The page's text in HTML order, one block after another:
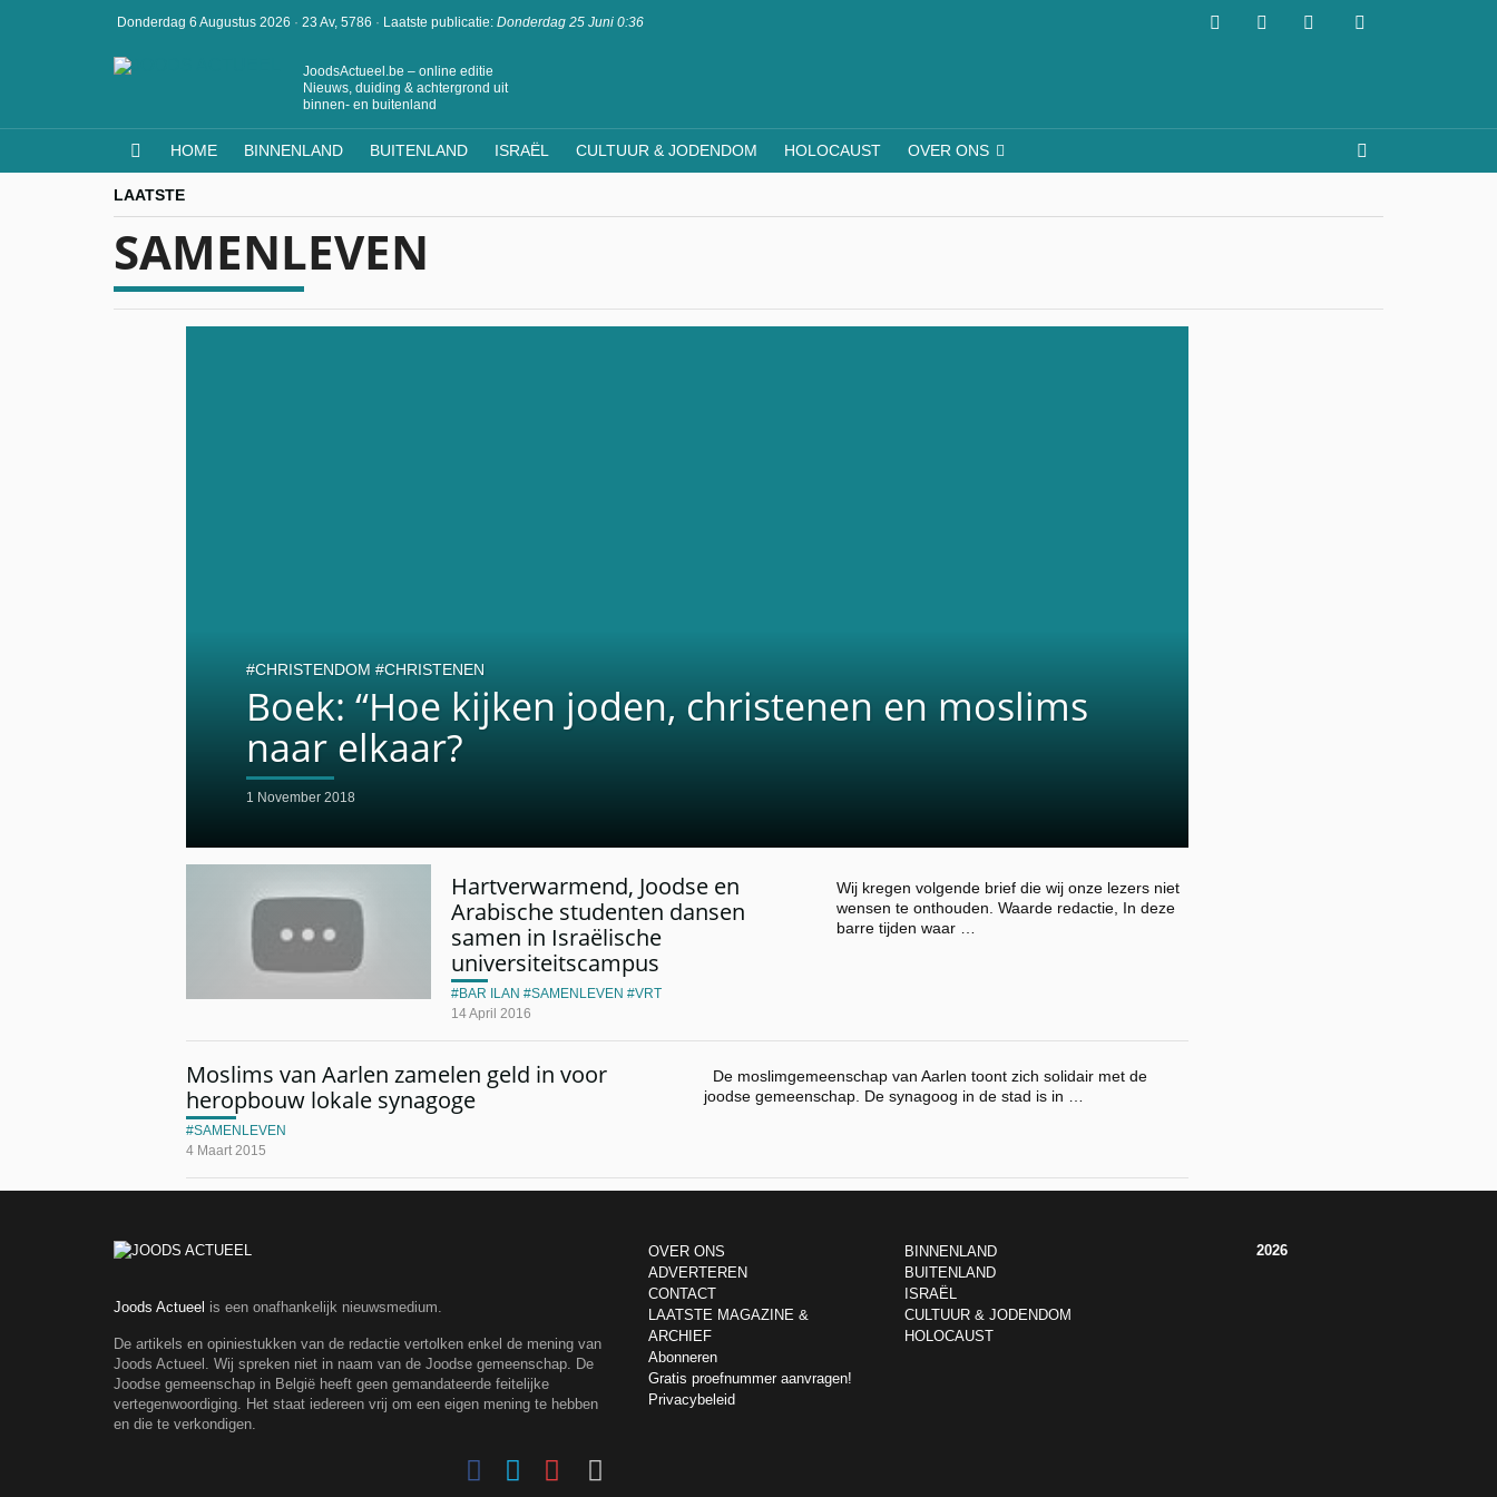
Donderdag 6 Augustus 2026 · 23 Av, 5786 · Laatste publicatie: Donderdag 25 Juni 0:36
JoodsActueel.be – online editie
Nieuws, duiding & achtergrond uit
binnen- en buitenland
HOME BINNENLAND BUITENLAND ISRAËL CULTUUR & JODENDOM HOLOCAUST OVER ONS
LAATSTE
SAMENLEVEN
Boek: “Hoe kijken joden, christenen en moslims
naar elkaar?
1 November 2018
CHRISTENDOM CHRISTENEN
Hartverwarmend, Joodse en
Arabische studenten dansen
samen in Israëlische
universiteitscampus
14 April 2016
BAR ILAN SAMENLEVEN VRT
Wij kregen volgende brief die wij onze lezers niet
wensen te onthouden. Waarde redactie, In deze
barre tijden waar …
Moslims van Aarlen zamelen geld in voor
heropbouw lokale synagoge
4 Maart 2015
SAMENLEVEN
De moslimgemeenschap van Aarlen toont zich solidair met de
joodse gemeenschap. De synagoog in de stad is in …
Joods Actueel is een onafhankelijk nieuwsmedium.
De artikels en opiniestukken van de redactie vertolken enkel de mening van
Joods Actueel. Wij spreken niet in naam van de Joodse gemeenschap. De
Joodse gemeenschap in België heeft geen gemandateerde feitelijke
vertegenwoordiging. Het staat iedereen vrij om een eigen mening te hebben
en die te verkondigen.
OVER ONS
ADVERTEREN
CONTACT
LAATSTE MAGAZINE &
ARCHIEF
Abonneren
Gratis proefnummer aanvragen!
Privacybeleid
BINNENLAND
BUITENLAND
ISRAËL
CULTUUR & JODENDOM
HOLOCAUST
2026